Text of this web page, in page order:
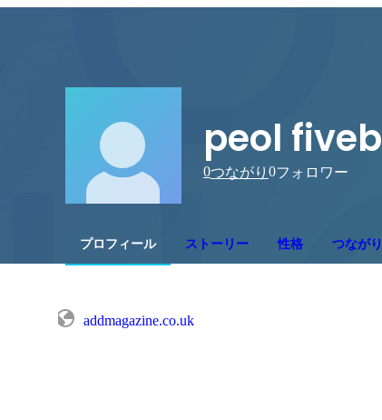
peol fiveb
0つながり 0フォロワー
プロフィール ストーリー 性格 つながり
addmagazine.co.uk